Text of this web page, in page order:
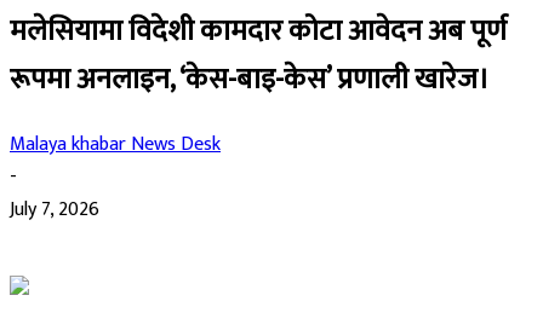
मलेसियामा विदेशी कामदार कोटा आवेदन अब पूर्ण
रूपमा अनलाइन, ‘केस-बाइ-केस’ प्रणाली खारेज।
Malaya khabar News Desk
-
July 7, 2026